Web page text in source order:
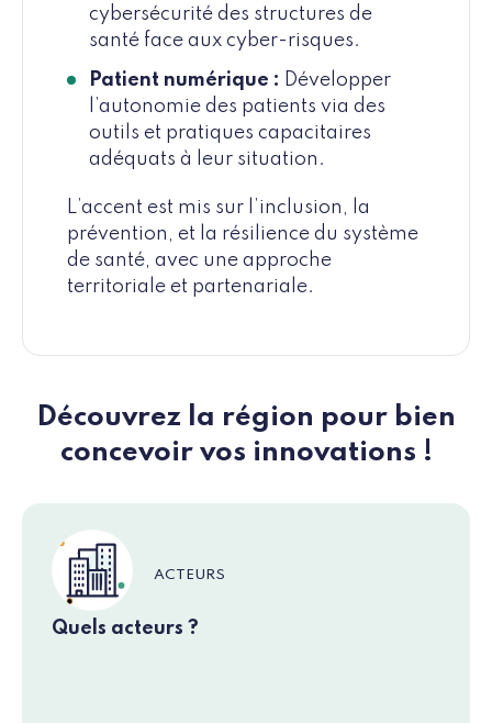
cybersécurité des structures de
santé face aux cyber-risques.
Patient numérique : Développer
l’autonomie des patients via des
outils et pratiques capacitaires
adéquats à leur situation.
L’accent est mis sur l’inclusion, la
prévention, et la résilience du système
de santé, avec une approche
territoriale et partenariale.
Découvrez la région pour bien
concevoir vos innovations !
ACTEURS
Quels acteurs ?